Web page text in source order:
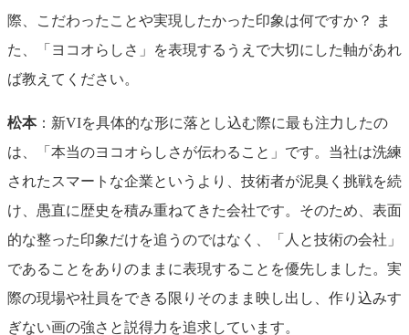
際、こだわったことや実現したかった印象は何ですか？ ま
た、「ヨコオらしさ」を表現するうえで大切にした軸があれ
ば教えてください。
松本：新VIを具体的な形に落とし込む際に最も注力したの
は、「本当のヨコオらしさが伝わること」です。当社は洗練
されたスマートな企業というより、技術者が泥臭く挑戦を続
け、愚直に歴史を積み重ねてきた会社です。そのため、表面
的な整った印象だけを追うのではなく、「人と技術の会社」
であることをありのままに表現することを優先しました。実
際の現場や社員をできる限りそのまま映し出し、作り込みす
ぎない画の強さと説得力を追求しています。